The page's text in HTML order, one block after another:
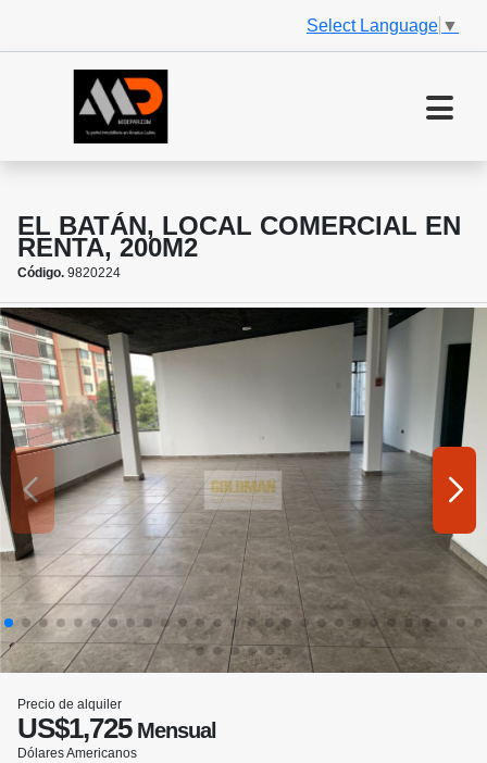
Select Language ▼
EL BATÁN, LOCAL COMERCIAL EN
RENTA, 200M2
Código. 9820224
Precio de alquiler
US$1,725Mensual
Dólares Americanos